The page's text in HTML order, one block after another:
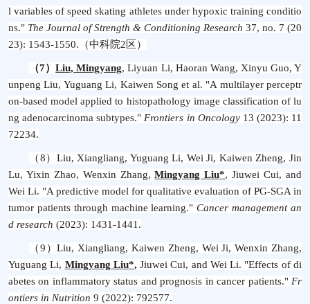
l variables of speed skating athletes under hypoxic training conditio
ns." The Journal of Strength & Conditioning Research 37, no. 7 (20
23): 1543-1550. （中科院2 区）
（7）Liu, Mingyang, Liyuan Li, Haoran Wang, Xinyu Guo, Y
unpeng Liu, Yuguang Li, Kaiwen Song et al. "A multilayer perceptr
on-based model applied to histopathology image classification of lu
ng adenocarcinoma subtypes." Frontiers in Oncology13 (2023): 11
72234.
（8） Liu, Xiangliang, Yuguang Li, Wei Ji, Kaiwen Zheng, Jin
Lu, Yixin Zhao, Wenxin Zhang,Mingyang Liu*, Jiuwei Cui, and
Wei Li. "A predictive model for qualitative evaluation of PG-SGA in
tumor patients through machine learning."Cancer management an
d research (2023): 1431-1441.
（9）Liu, Xiangliang, Kaiwen Zheng, Wei Ji, Wenxin Zhang,
Yuguang Li, Mingyang Liu*, Jiuwei Cui, and Wei Li. "Effects of di
abetes on inflammatory status and prognosis in cancer patients."Fr
ontiers in Nutrition 9 (2022): 792577.